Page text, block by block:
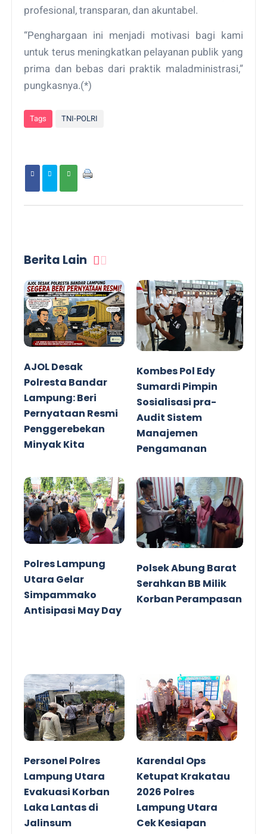
profesional, transparan, dan akuntabel.
“Penghargaan ini menjadi motivasi bagi kami
untuk terus meningkatkan pelayanan publik yang
prima dan bebas dari praktik maladministrasi,”
pungkasnya.(*)
Tags TNI-POLRI
Berita Lain
AJOL Desak
Polresta Bandar
Lampung: Beri
Pernyataan Resmi
Penggerebekan
Minyak Kita
Kombes Pol Edy
Sumardi Pimpin
Sosialisasi pra-
Audit Sistem
Manajemen
Pengamanan
Polres Lampung
Utara Gelar
Simpammako
Antisipasi May Day
Polsek Abung Barat
Serahkan BB Milik
Korban Perampasan
Personel Polres
Lampung Utara
Evakuasi Korban
Laka Lantas di
Jalinsum
Karendal Ops
Ketupat Krakatau
2026 Polres
Lampung Utara
Cek Kesiapan